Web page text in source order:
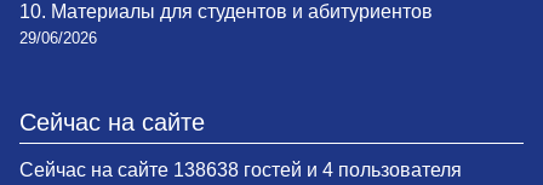
10. Материалы для студентов и абитуриентов
29/06/2026
Сейчас на сайте
Сейчас на сайте 138638 гостей и 4 пользователя